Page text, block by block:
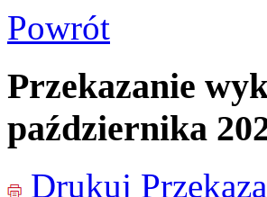
Powrót
Przekazanie
października
Drukuj